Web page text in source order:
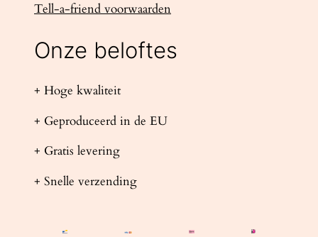
Tell-a-friend voorwaarden
Onze beloftes
+ Hoge kwaliteit
+ Geproduceerd in de EU
+ Gratis levering
+ Snelle verzending